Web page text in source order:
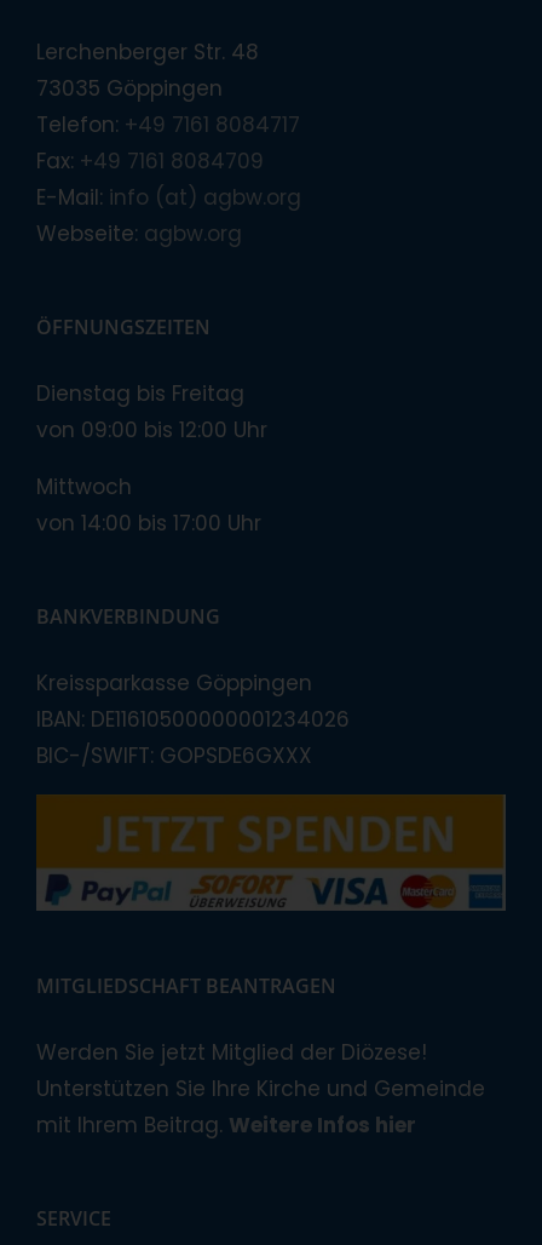
Lerchenberger Str. 48
73035 Göppingen
Telefon: +49 7161 8084717
Fax: +49 7161 8084709
E-Mail: info (at) agbw.org
Webseite: agbw.org
ÖFFNUNGSZEITEN
Dienstag bis Freitag
von 09:00 bis 12:00 Uhr
Mittwoch
von 14:00 bis 17:00 Uhr
BANKVERBINDUNG
Kreissparkasse Göppingen
IBAN: DE11610500000001234026
BIC-/SWIFT: GOPSDE6GXXX
MITGLIEDSCHAFT BEANTRAGEN
Werden Sie jetzt Mitglied der Diözese!
Unterstützen Sie Ihre Kirche und Gemeinde
mit Ihrem Beitrag. Weitere Infos hier
SERVICE